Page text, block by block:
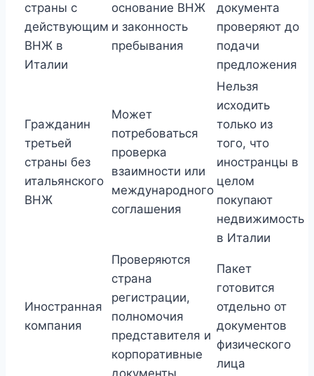
страны с
действующим
ВНЖ в
Италии
основание ВНЖ
и законность
пребывания
документа
проверяют до
подачи
предложения
Гражданин
третьей
страны без
итальянского
ВНЖ
Может
потребоваться
проверка
взаимности или
международного
соглашения
Нельзя
исходить
только из
того, что
иностранцы в
целом
покупают
недвижимость
в Италии
Иностранная
компания
Проверяются
страна
регистрации,
полномочия
представителя и
корпоративные
Пакет
готовится
отдельно от
документов
физического
лица